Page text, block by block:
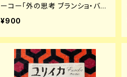
ーコー「外の思考 ブランショ・バタ
イユ・クロソウスキー」初版 豊崎
¥900